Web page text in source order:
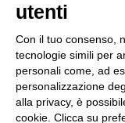
utenti
Con il tuo consenso,
tecnologie simili per
personali come, ad
personalizzazione
alla privacy, è
cookie. Clicca su